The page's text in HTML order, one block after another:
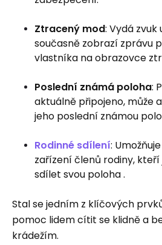
Ztracený mod: Vydá
současně zobrazí zprávu
vlastníka na obrazovce
Poslední známá poloha:
aktuálně připojeno, může
jeho poslední známou
Rodinné sdílení:
zařízení členů rodiny,
sdílet svou poloha .
Stal se jedním z klíčových
pomoc lidem cítit se klidně a
krádežím.